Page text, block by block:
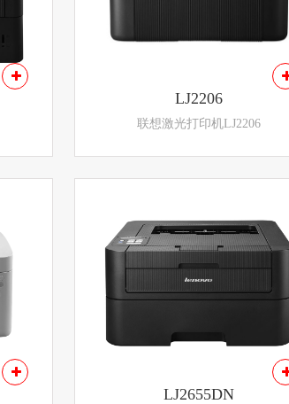
LJ2206
联想激光打印机LJ2206
LJ2655DN